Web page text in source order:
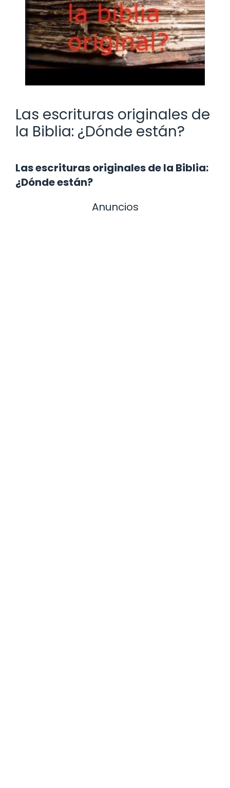
Las escrituras originales de
la Biblia: ¿Dónde están?
Las escrituras originales de la Biblia:
¿Dónde están?
Anuncios